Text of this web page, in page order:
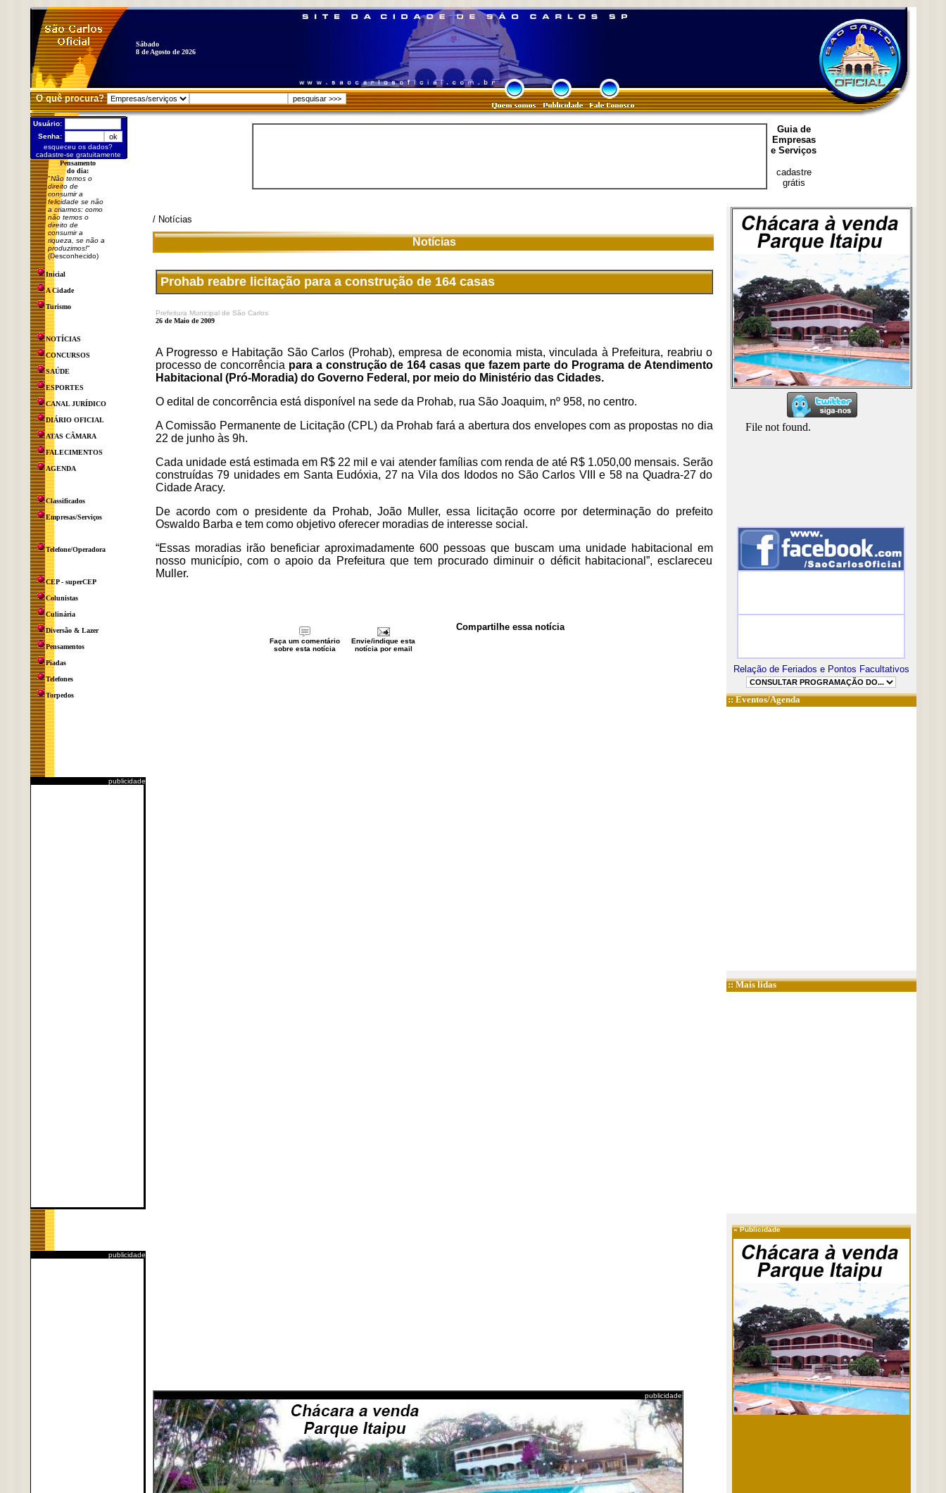
Sábado
8 de Agosto de 2026
O quê procura?
Usuário:
Senha:
esqueceu os dados?
cadastre-se gratuitamente
Pensamento
do dia:
"Não temos o
direito de
consumir a
felicidade se não
a criarmos: como
não temos o
direito de
consumir a
riqueza, se não a
produzimos!"
(Desconhecido)
Inicial
A Cidade
Turismo
NOTÍCIAS
CONCURSOS
SAÚDE
ESPORTES
CANAL JURÍDICO
DIÁRIO OFICIAL
ATAS CÂMARA
FALECIMENTOS
AGENDA
Classificados
Empresas/Serviços
Telefone/Operadora
CEP - superCEP
Colunistas
Culinária
Diversão & Lazer
Pensamentos
Piadas
Telefones
Torpedos
publicidade
publicidade
Guia de
Empresas
e Serviços
cadastre
grátis
/ Notícias
Notícias
Prohab reabre licitação para a construção de 164 casas
Prefeitura Municipal de São Carlos
26 de Maio de 2009
A Progresso e Habitação São Carlos (Prohab), empresa de economia mista, vinculada à Prefeitura, reabriu o
processo de concorrência para a construção de 164 casas que fazem parte do Programa de Atendimento
Habitacional (Pró-Moradia) do Governo Federal, por meio do Ministério das Cidades.
O edital de concorrência está disponível na sede da Prohab, rua São Joaquim, nº 958, no centro.
A Comissão Permanente de Licitação (CPL) da Prohab fará a abertura dos envelopes com as propostas no dia
22 de junho às 9h.
Cada unidade está estimada em R$ 22 mil e vai atender famílias com renda de até R$ 1.050,00 mensais. Serão
construídas 79 unidades em Santa Eudóxia, 27 na Vila dos Idodos no São Carlos VIII e 58 na Quadra-27 do
Cidade Aracy.
De acordo com o presidente da Prohab, João Muller, essa licitação ocorre por determinação do prefeito
Oswaldo Barba e tem como objetivo oferecer moradias de interesse social.
“Essas moradias irão beneficiar aproximadamente 600 pessoas que buscam uma unidade habitacional em
nosso município, com o apoio da Prefeitura que tem procurado diminuir o déficit habitacional”, esclareceu
Muller.
Compartilhe essa notícia
Faça um comentário
sobre esta notícia
Envie/indique esta
notícia por email
publicidade
Relação de Feriados e Pontos Facultativos
::Eventos/Agenda
:: Mais lidas
»Publicidade